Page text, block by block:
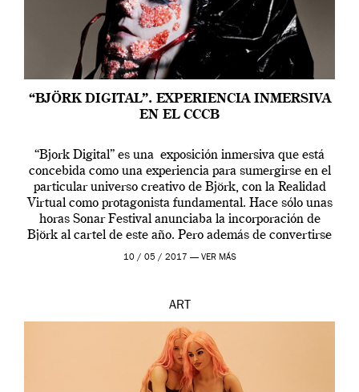
“BJÖRK DIGITAL”. EXPERIENCIA INMERSIVA
EN EL CCCB
“Bjork Digital” es una exposición inmersiva que está
concebida como una experiencia para sumergirse en el
particular universo creativo de Björk, con la Realidad
Virtual como protagonista fundamental. Hace sólo unas
horas Sonar Festival anunciaba la incorporación de
Björk al cartel de este año. Pero además de convertirse
en una de las actuaciones más relevantes […]
10 / 05 / 2017 — VER MÁS
ART